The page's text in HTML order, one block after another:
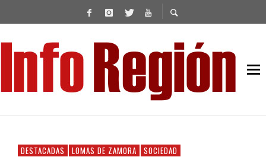
DESTACADAS LOMAS DE ZAMORA SOCIEDAD